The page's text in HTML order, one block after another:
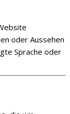
oder Aussehen
Sprache oder